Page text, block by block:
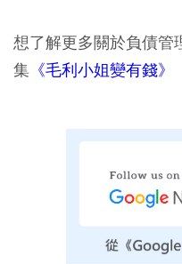
想了解更多關於負債管
集 《毛利小姐變有錢》